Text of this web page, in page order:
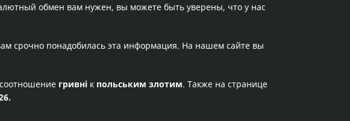
обмен вам нужен, вы можете быть уверены, что у нас
срочно понадобилась эта информация. На нашем сайте вы
гривні к польським злотим. Также на странице